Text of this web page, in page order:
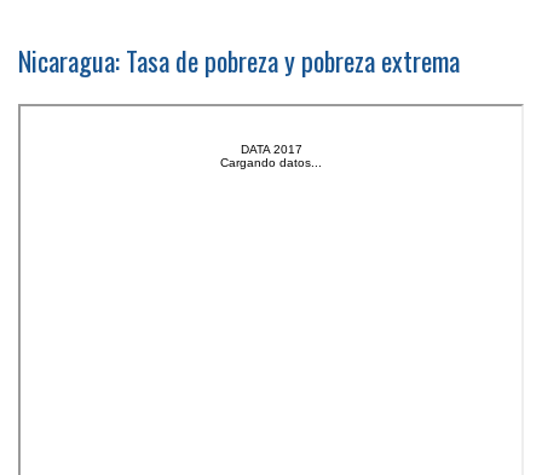
Nicaragua: Tasa de pobreza y pobreza extrema